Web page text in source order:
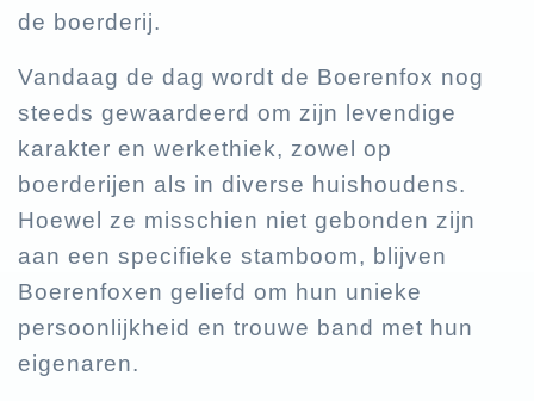
de boerderij.
Vandaag de dag wordt de Boerenfox nog
steeds gewaardeerd om zijn levendige
karakter en werkethiek, zowel op
boerderijen als in diverse huishoudens.
Hoewel ze misschien niet gebonden zijn
aan een specifieke stamboom, blijven
Boerenfoxen geliefd om hun unieke
persoonlijkheid en trouwe band met hun
eigenaren.